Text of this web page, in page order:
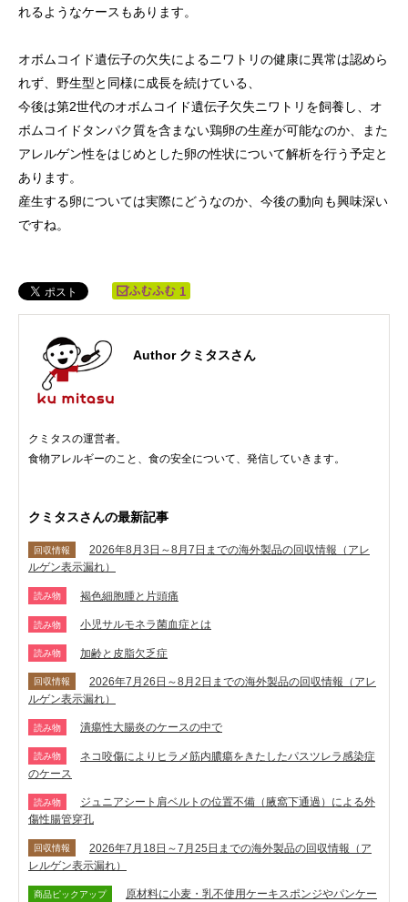
れるようなケースもあります。
オボムコイド遺伝子の欠失によるニワトリの健康に異常は認めら
れず、野生型と同様に成長を続けている、
今後は第2世代のオボムコイド遺伝子欠失ニワトリを飼養し、オ
ボムコイドタンパク質を含まない鶏卵の生産が可能なのか、また
アレルゲン性をはじめとした卵の性状について解析を行う予定と
あります。
産生する卵については実際にどうなのか、今後の動向も興味深い
ですね。
1
Author クミタスさん
クミタスの運営者。
食物アレルギーのこと、食の安全について、発信していきます。
クミタスさんの最新記事
回収情報
2026年8月3日～8月7日までの海外製品の回収情報（アレ
ルゲン表示漏れ）
読み物 褐色細胞腫と片頭痛
読み物 小児サルモネラ菌血症とは
読み物 加齢と皮脂欠乏症
回収情報
2026年7月26日～8月2日までの海外製品の回収情報（アレ
ルゲン表示漏れ）
読み物 潰瘍性大腸炎のケースの中で
読み物
ネコ咬傷によりヒラメ筋内膿瘍をきたしたパスツレラ感染症
のケース
読み物
ジュニアシート肩ベルトの位置不備（腋窩下通過）による外
傷性腸管穿孔
回収情報
2026年7月18日～7月25日までの海外製品の回収情報（ア
レルゲン表示漏れ）
商品ピックアップ
原材料に小麦・乳不使用ケーキスポンジやパンケー